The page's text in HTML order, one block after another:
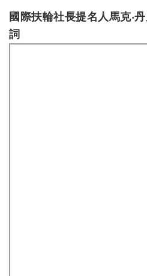
國際扶輪社長提名人馬克‧
詞